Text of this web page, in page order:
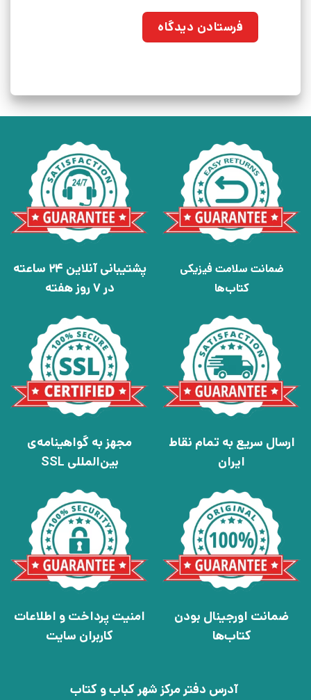
ضمانت سلامت فیزیکی
کتاب‌ها
پشتیبانی آنلاین 24 ساعته
در 7 روز هفته
ارسال سریع به تمام نقاط
ایران
مجهز به گواهینامه‌ی
بین‌المللی SSL
ضمانت اورجینال بودن
کتاب‌ها
امنیت پرداخت و اطلاعات
کاربران سایت
آدرس دفتر مرکز شهر کباب و کتاب